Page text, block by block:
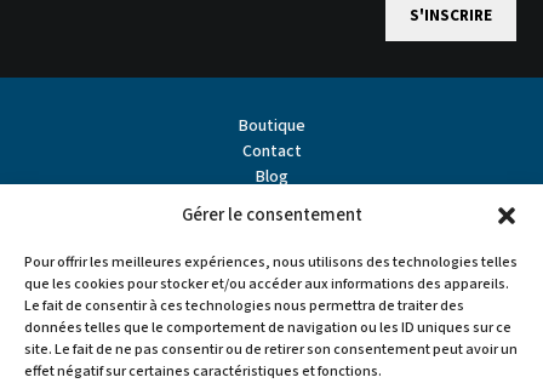
Gérer le consentement
Pour offrir les meilleures expériences, nous utilisons des technologies telles
que les cookies pour stocker et/ou accéder aux informations des appareils.
Le fait de consentir à ces technologies nous permettra de traiter des
données telles que le comportement de navigation ou les ID uniques sur ce
site. Le fait de ne pas consentir ou de retirer son consentement peut avoir un
effet négatif sur certaines caractéristiques et fonctions.
Boutique
Contact
Blog
Partenaires
Points de vente